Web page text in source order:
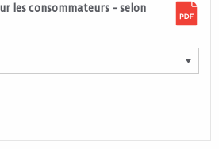
les consommateurs – selon